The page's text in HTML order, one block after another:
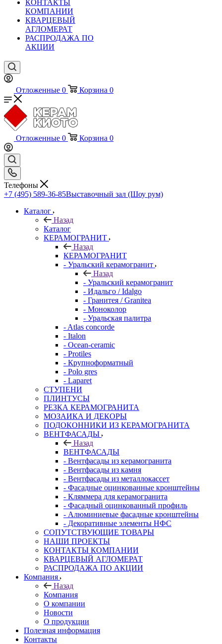
КОНТАКТЫ
КОМПАНИИ
КВАРЦЕВЫЙ
АГЛОМЕРАТ
РАСПРОДАЖА ПО
АКЦИИ
Отложенные 0 Корзина 0
Отложенные 0 Корзина 0
Телефоны
+7 (495) 589-36-85Выставочный зал (Шоу рум)
Каталог
Назад
Каталог
КЕРАМОГРАНИТ
Назад
КЕРАМОГРАНИТ
- Уральский керамогранит
Назад
- Уральский керамогранит
- Идальго / Idalgo
- Гранитея / Granitea
- Моноколор
- Уральская палитра
- Atlas concorde
- Italon
- Ocean-ceramic
- Protiles
- Крупноформатный
- Polo gres
- Laparet
СТУПЕНИ
ПЛИНТУСЫ
РЕЗКА КЕРАМОГРАНИТА
МОЗАИКА И ДЕКОРЫ
ПОДОКОННИКИ ИЗ КЕРАМОГРАНИТА
ВЕНТФАСАДЫ
Назад
ВЕНТФАСАДЫ
- Вентфасады из керамогранита
- Вентфасады из камня
- Вентфасады из металлокассет
- Фасадные оцинкованные кронштейны
- Кляммера для керамогранита
- Фасадный оцинкованный профиль
- Алюминиевые фасадные кронштейны
- Декоративные элементы НФС
СОПУТСТВУЮЩИЕ ТОВАРЫ
НАШИ ПРОЕКТЫ
КОНТАКТЫ КОМПАНИИ
КВАРЦЕВЫЙ АГЛОМЕРАТ
РАСПРОДАЖА ПО АКЦИИ
Компания
Назад
Компания
О компании
Новости
О продукции
Полезная информация
Контакты